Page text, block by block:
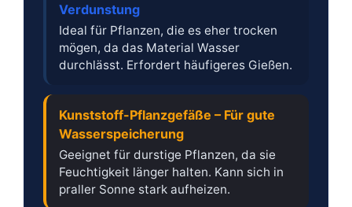
Verdunstung
Ideal für Pflanzen, die es eher trocken
mögen, da das Material Wasser
durchlässt. Erfordert häufigeres Gießen.
Kunststoff-Pflanzgefäße – Für gute
Wasserspeicherung
Geeignet für durstige Pflanzen, da sie
Feuchtigkeit länger halten. Kann sich in
praller Sonne stark aufheizen.